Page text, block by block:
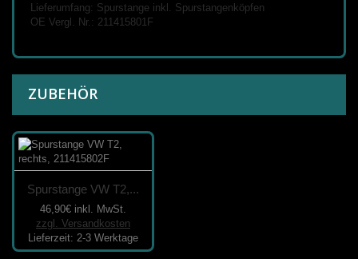
Lieferumfang: Spurstange inkl. Spurstangenköpfen
OE Vergl. Nr.: 211415801F
ZUBEHÖR
Spurstange VW T2,...
46,90€ inkl. MwSt.
zzgl. Versandkosten
Lieferzeit: 2-3 Werktage